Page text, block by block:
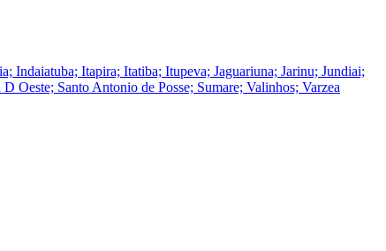
Indaiatuba; Itapira; Itatiba; Itupeva; Jaguariuna; Jarinu; Jundiai;
Santo Antonio de Posse; Sumare; Valinhos; Varzea